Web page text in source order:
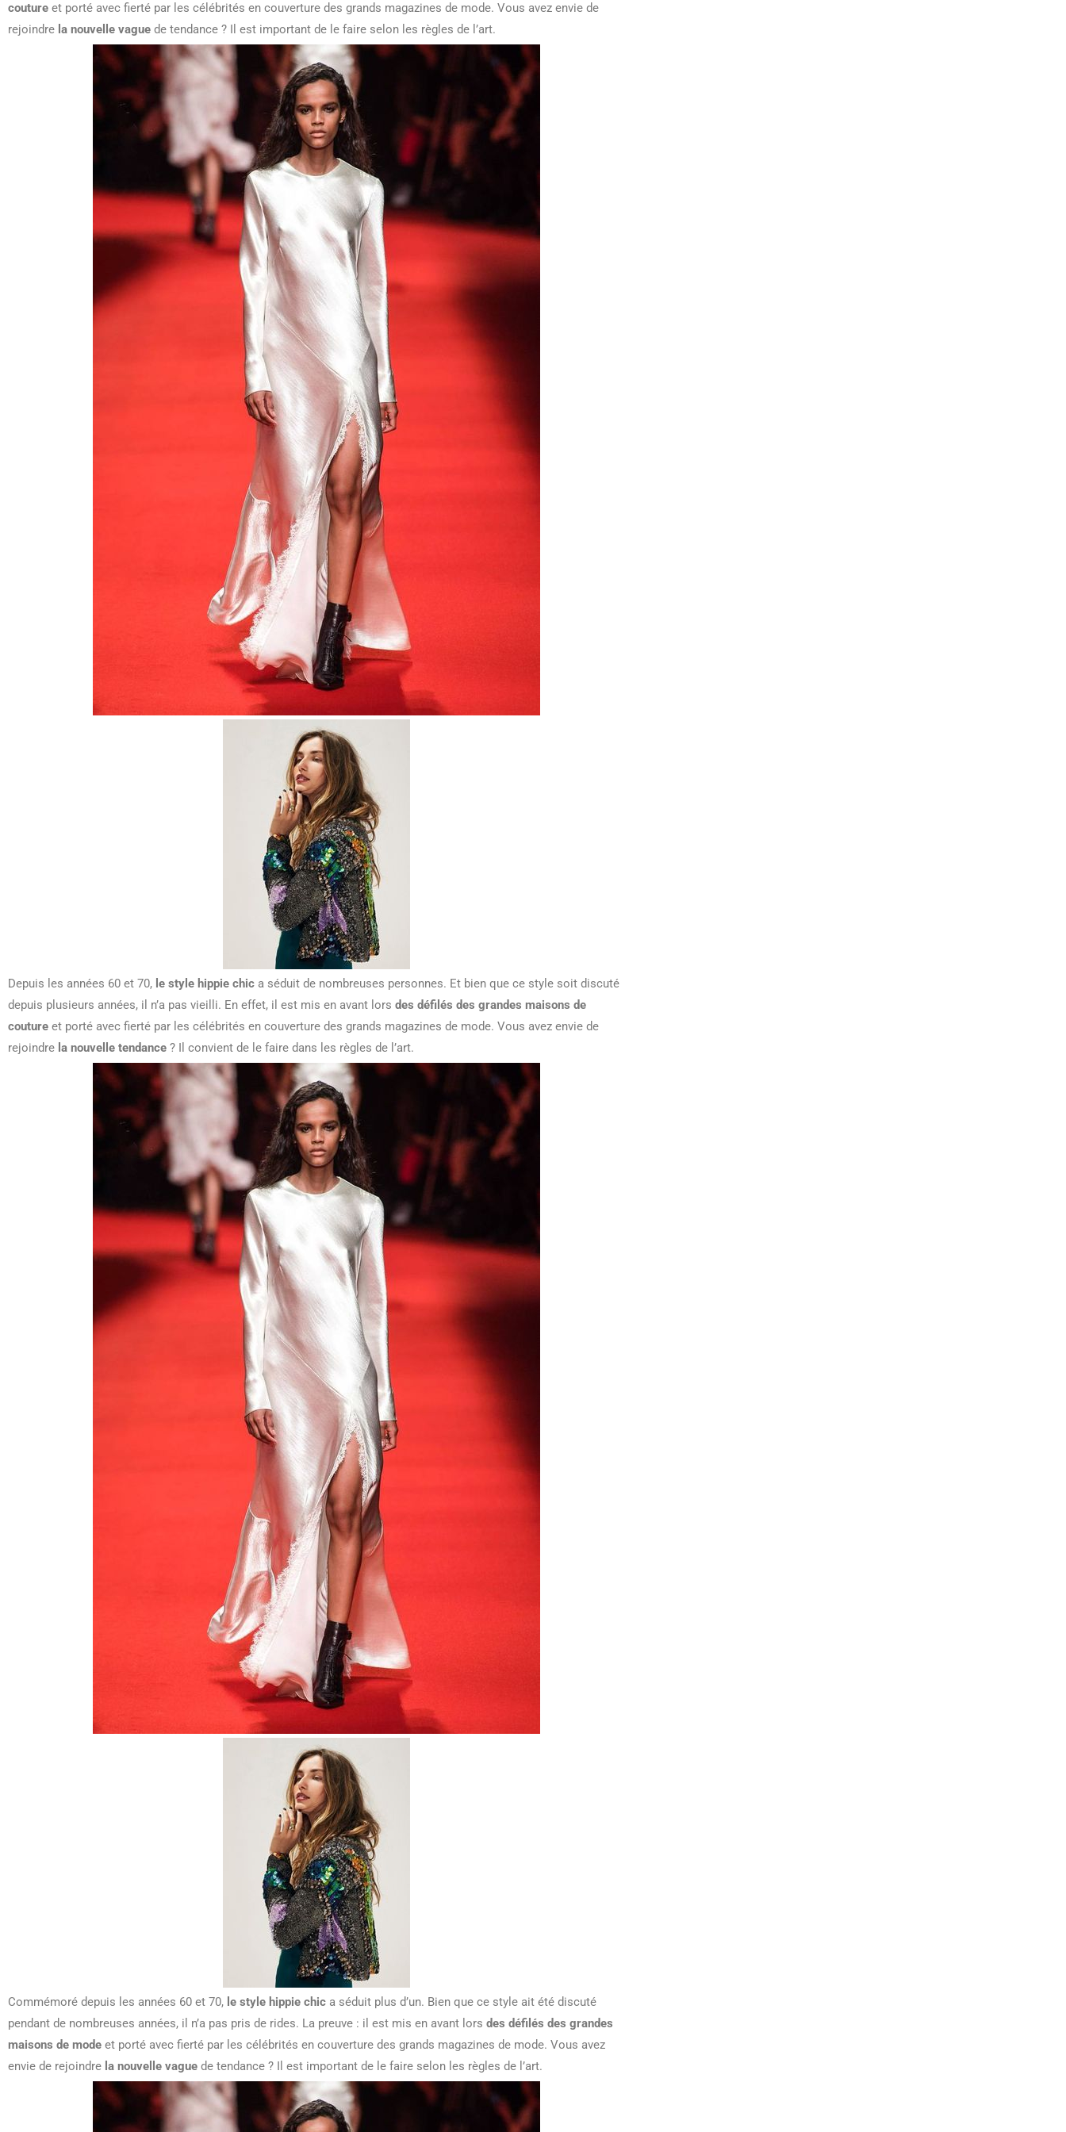
couture et porté avec fierté par les célébrités en couverture des grands magazines de mode. Vous avez envie de
rejoindre la nouvelle vague de tendance ? Il est important de le faire selon les règles de l’art.
Depuis les années 60 et 70, le style hippie chic a séduit de nombreuses personnes. Et bien que ce style soit discuté
depuis plusieurs années, il n’a pas vieilli. En effet, il est mis en avant lors des défilés des grandes maisons de
couture et porté avec fierté par les célébrités en couverture des grands magazines de mode. Vous avez envie de
rejoindre la nouvelle tendance ? Il convient de le faire dans les règles de l’art.
Commémoré depuis les années 60 et 70, le style hippie chic a séduit plus d’un. Bien que ce style ait été discuté
pendant de nombreuses années, il n’a pas pris de rides. La preuve : il est mis en avant lors des défilés des grandes
maisons de mode et porté avec fierté par les célébrités en couverture des grands magazines de mode. Vous avez
envie de rejoindre la nouvelle vague de tendance ? Il est important de le faire selon les règles de l’art.